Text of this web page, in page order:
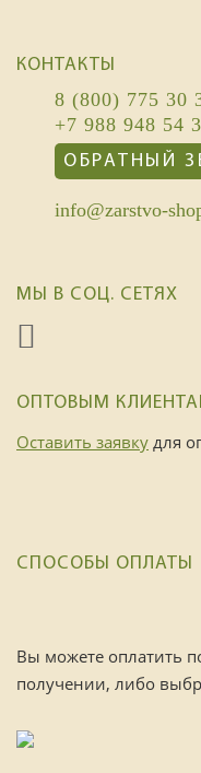
КОНТАКТЫ
8 (800) 775 30
+7 988 948 54
ОБРАТНЫЙ
info@zarstvo-
МЫ В СОЦ. СЕТЯХ
ОПТОВЫМ
Оставить заявку для
СПОСОБЫ ОПЛАТЫ
Вы можете оплатить
получении, либо